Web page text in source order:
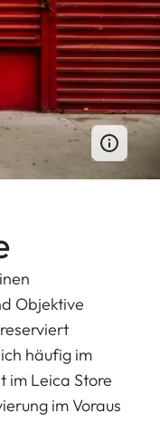
Objektive
häufig im
im Leica Store
im Voraus